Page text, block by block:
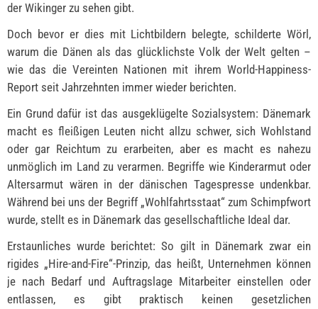
der Wikinger zu sehen gibt.
Doch bevor er dies mit Lichtbildern belegte, schilderte Wörl,
warum die Dänen als das glücklichste Volk der Welt gelten –
wie das die Vereinten Nationen mit ihrem World-Happiness-
Report seit Jahrzehnten immer wieder berichten.
Ein Grund dafür ist das ausgeklügelte Sozialsystem: Dänemark
macht es fleißigen Leuten nicht allzu schwer, sich Wohlstand
oder gar Reichtum zu erarbeiten, aber es macht es nahezu
unmöglich im Land zu verarmen. Begriffe wie Kinderarmut oder
Altersarmut wären in der dänischen Tagespresse undenkbar.
Während bei uns der Begriff „Wohlfahrtsstaat“ zum Schimpfwort
wurde, stellt es in Dänemark das gesellschaftliche Ideal dar.
Erstaunliches wurde berichtet: So gilt in Dänemark zwar ein
rigides „Hire-and-Fire“-Prinzip, das heißt, Unternehmen können
je nach Bedarf und Auftragslage Mitarbeiter einstellen oder
entlassen, es gibt praktisch keinen gesetzlichen